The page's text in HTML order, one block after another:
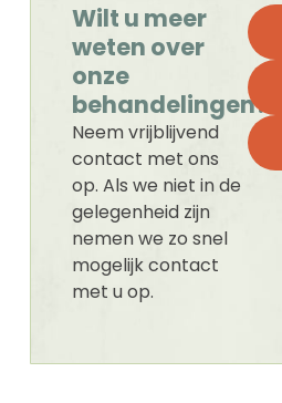
Wilt u meer
weten over
onze
behandelingen?
Neem vrijblijvend
contact met ons
op. Als we niet in de
gelegenheid zijn
nemen we zo snel
mogelijk contact
met u op.